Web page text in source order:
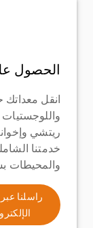
الحصول
انقل
ريتشي
خدمتنا
والمحيطات
راسلنا عبر